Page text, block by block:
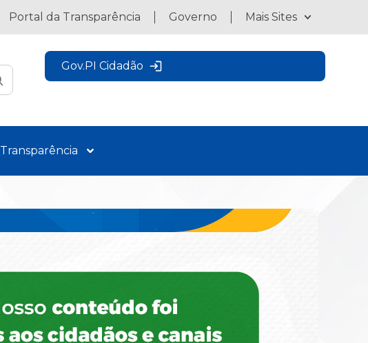
Portal da Transparência Governo Mais Sites
Gov.PI Cidadão
Transparência